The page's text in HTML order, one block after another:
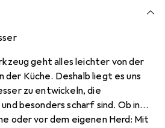
geht alles leichter von der
der Küche. Deshalb liegt es uns
zu entwickeln, die
besonders scharf sind. Ob in
oder vor dem eigenen Herd: Mit